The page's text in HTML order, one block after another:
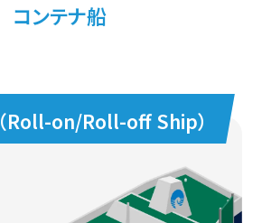
コンテナ船
（Roll-on/Roll-oﬀ Ship）